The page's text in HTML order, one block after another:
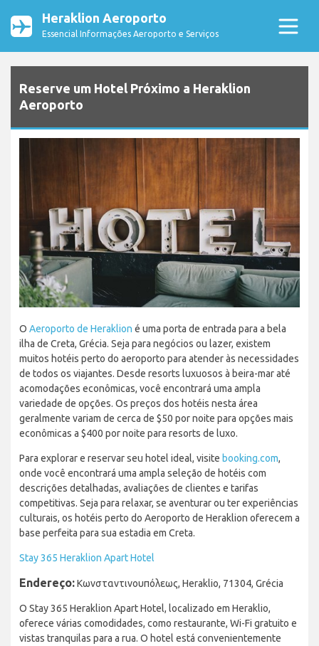
Heraklion Aeroporto
Essencial Informações Aeroporto e Serviços
Reserve um Hotel Próximo a Heraklion
Aeroporto
O Aeroporto de Heraklion é uma porta de entrada para a bela
ilha de Creta, Grécia. Seja para negócios ou lazer, existem
muitos hotéis perto do aeroporto para atender às necessidades
de todos os viajantes. Desde resorts luxuosos à beira-mar até
acomodações econômicas, você encontrará uma ampla
variedade de opções. Os preços dos hotéis nesta área
geralmente variam de cerca de $50 por noite para opções mais
econômicas a $400 por noite para resorts de luxo.
Para explorar e reservar seu hotel ideal, visite booking.com,
onde você encontrará uma ampla seleção de hotéis com
descrições detalhadas, avaliações de clientes e tarifas
competitivas. Seja para relaxar, se aventurar ou ter experiências
culturais, os hotéis perto do Aeroporto de Heraklion oferecem a
base perfeita para sua estadia em Creta.
Stay 365 Heraklion Apart Hotel
Endereço:Κωνσταντινουπόλεως, Heraklio, 71304, Grécia
O Stay 365 Heraklion Apart Hotel, localizado em Heraklio,
oferece várias comodidades, como restaurante, Wi-Fi gratuito e
vistas tranquilas para a rua. O hotel está convenientemente